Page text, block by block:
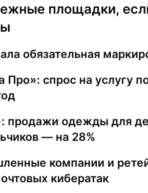
площадки,
обязательная
Про»: спрос на услугу
продажи одежды для
— на 28%
компании и
кибератак